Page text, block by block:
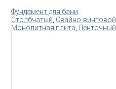
Фундамент для бани
Столбчатый Свайно-винтовой
Монолитная плита Ленточный